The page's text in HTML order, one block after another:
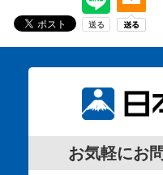
お気軽にお